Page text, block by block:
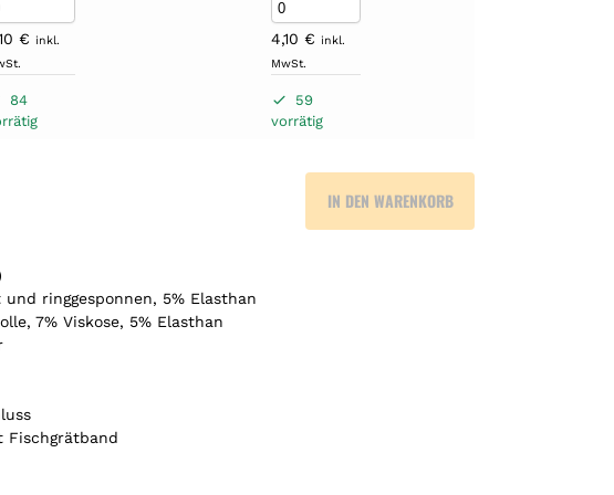
€ inkl.
84
4,10€ inkl.
MwSt.
59
vorrätig
IN DEN WARENKORB
und ringgesponnen, 5% Elasthan
7% Viskose, 5% Elasthan
Fischgrätband